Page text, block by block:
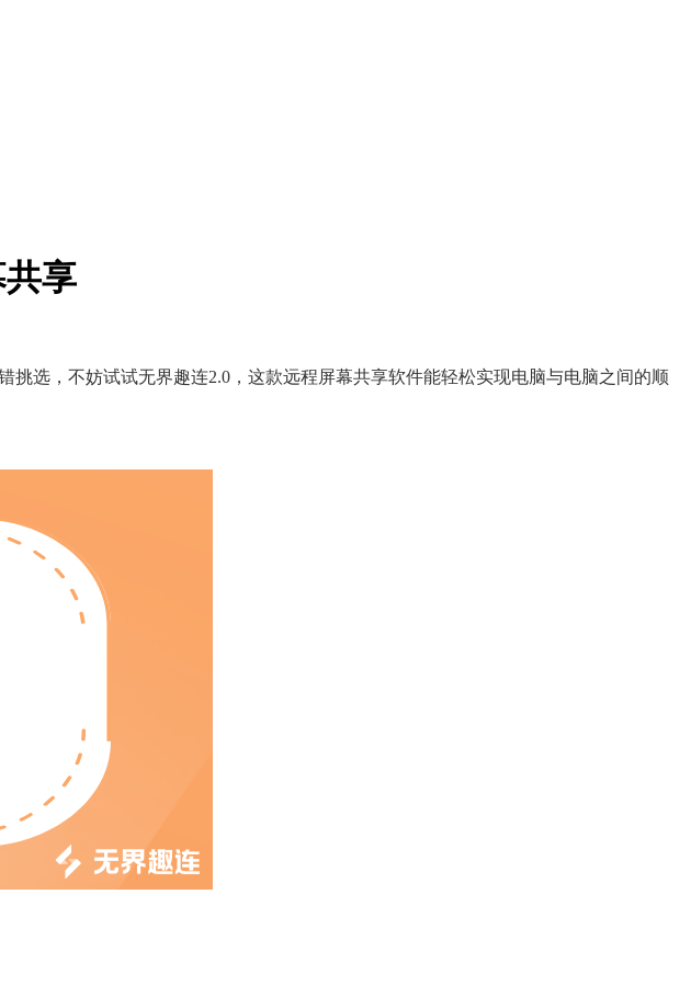
享
选，不妨试试无界趣连2.0，这款远程屏幕共享软件能轻松实现电脑与电脑之间的顺